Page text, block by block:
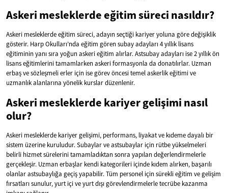
Askeri mesleklerde eğitim süreci nasıldır?
Askeri mesleklerde eğitim süreci, adayın seçtiği kariyer yoluna göre değişiklik
gösterir. Harp Okulları’nda eğitim gören subay adayları 4 yıllık lisans
eğitiminin yanı sıra yoğun askeri eğitim alırlar. Astsubay adayları ise 2 yıllık ön
lisans eğitimlerini tamamlarken askeri formasyonla da donatılırlar. Uzman
erbaş ve sözleşmeli erler için ise görev öncesi temel askerlik eğitimi ve
uzmanlık alanlarına yönelik kurslar düzenlenir.
Askeri mesleklerde kariyer gelişimi nasıl
olur?
Askeri mesleklerde kariyer gelişimi, performans, liyakat ve kıdeme dayalı bir
sistem üzerine kuruludur. Subaylar ve astsubaylar için rütbe yükselmeleri
belirli hizmet sürelerini tamamladıktan sonra yapılan değerlendirmelerle
gerçekleşir. Uzman erbaşlar kendi kategorileri içinde kıdem alırken, başarılı
olanlar astsubaylığa geçiş yapabilir. Tüm personel için sürekli eğitim ve gelişim
fırsatları sunulur, yurt içi ve yurt dışı görevlendirmelerle tecrübe kazanma